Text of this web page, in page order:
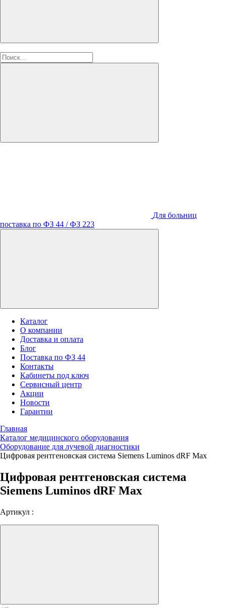
Для больниц
поставка по ФЗ 44 / ФЗ 223
Каталог
О компании
Доставка и оплата
Блог
Поставка по ФЗ 44
Контакты
Кабинеты под ключ
Сервисный центр
Акции
Новости
Гарантии
Главная
Каталог медицинского оборудования
Оборудование для лучевой диагностики
Цифровая рентгеновская система Siemens Luminos dRF Max
Цифровая рентгеновская система
Siemens Luminos dRF Max
Артикул :